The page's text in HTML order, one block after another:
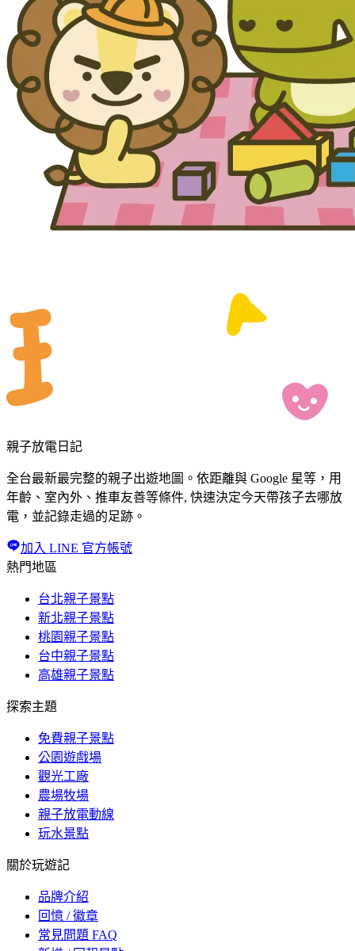
親子放電日記
全台最新最完整的親子出遊地圖。依距離與 Google 星等，用
年齡、室內外、推車友善等條件, 快速決定今天帶孩子去哪放
電，並記錄走過的足跡。
加入 LINE 官方帳號
熱門地區
台北親子景點
新北親子景點
桃園親子景點
台中親子景點
高雄親子景點
探索主題
免費親子景點
公園遊戲場
觀光工廠
農場牧場
親子放電動線
玩水景點
關於玩遊記
品牌介紹
回憶 / 徽章
常見問題 FAQ